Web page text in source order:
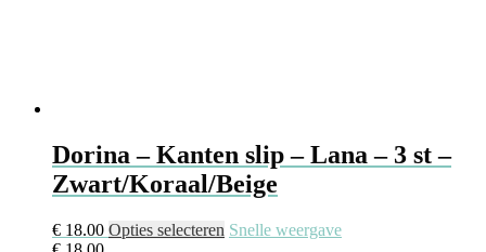
Dorina – Kanten slip – Lana – 3 st –
Zwart/Koraal/Beige
€ 18.00 Opties selecteren Snelle weergave